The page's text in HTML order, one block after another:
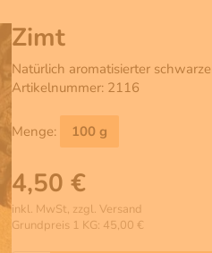
Zimt
Natürlich aromatisierter
Artikelnummer: 2116
Menge: 100 g
4,50 €
inkl. MwSt, zzgl. Versand
Grundpreis 1 KG: 45,00 €